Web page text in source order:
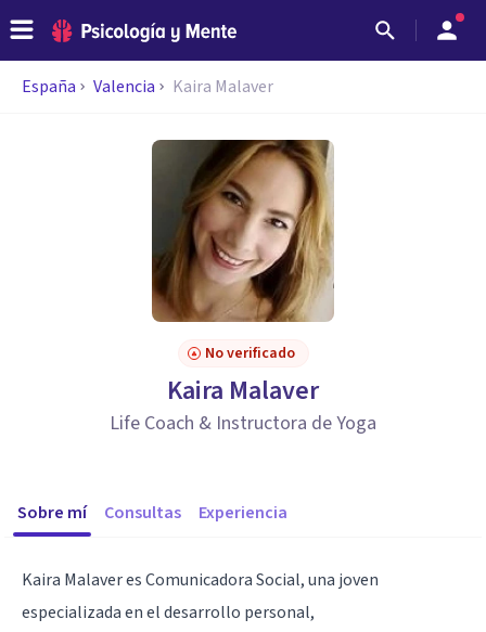
España Valencia Kaira Malaver
No verificado
Kaira Malaver
Life Coach & Instructora de Yoga
Sobre mí Consultas Experiencia
Kaira Malaver es Comunicadora Social, una joven
especializada en el desarrollo personal,